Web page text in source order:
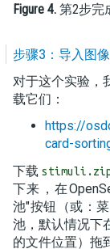
Figure 4. 第2步完
步骤3：导入图
对于这个实验，
载它们：
https://
card-
下载
下来，在
池"按钮（或：
池，默认情况下
的文件位置）拖